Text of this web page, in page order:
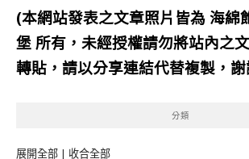
(本網站發表之文章照片皆為 海綿
堡 所有，未經授權請勿將站內之
轉貼，請以分享連結代替複製，
分類
展開全部 | 收合全部